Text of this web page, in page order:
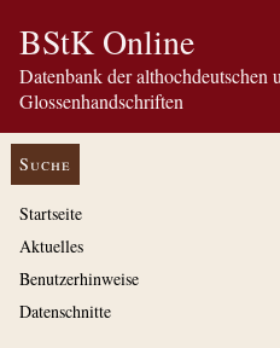
BStK Online
Datenbank der althochdeutschen
Glossenhandschriften
Suche
Startseite
Aktuelles
Benutzerhinweise
Datenschnitte